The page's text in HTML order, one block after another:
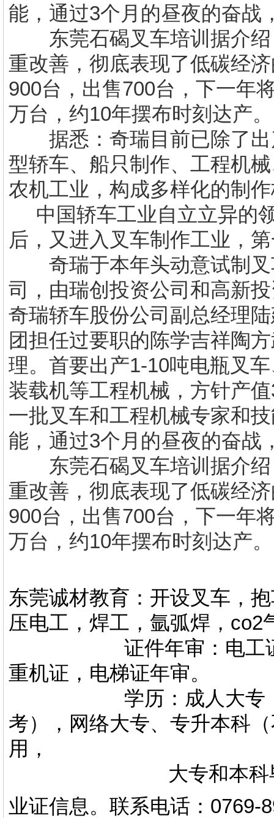
能，通过3个月的昼夜的奋战
东莞石碣叉车培训 据介
重改善，彻底表现了低碳经
900台，出售700台，下一年
万台，约10年摆布时刻达产。
据悉：奇瑞目前已除了出
型轿车、船只制作、工程机
农机工业，构成多样化的制
中国轿车工业自立立异的
后，又进入叉车制作工业，
奇瑞于本年头动意试制叉
司，由瑞创投资公司和高新
奇瑞轿车股份公司副总经理
团担任过要职的陈学吉祥陶
理。首要出产1-10吨电瓶叉
装载机等工程机械，方针产
一批叉车和工程机械专家和
能，通过3个月的昼夜的奋战
东莞石碣叉车培训 据介
重改善，彻底表现了低碳经
900台，出售700台，下一年
万台，约10年摆布时刻达产。
东莞诚材教育：开设叉车，
压电工，焊工，氩弧焊，co2
证件年审：电工证，
重机证，电梯证年审。
学历：成人大专，专
考），网络大专、专升本科
用，
大专和本科毕业证
业证信息。 联系电话 ： 0769-